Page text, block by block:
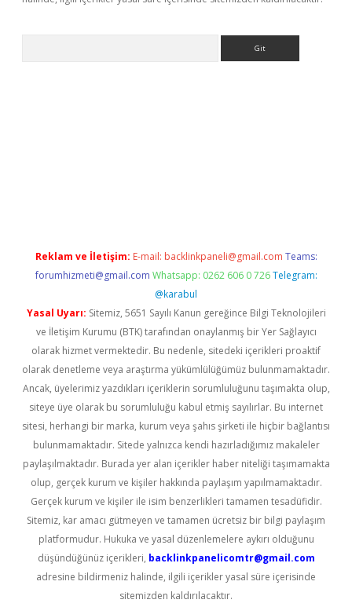
Reklam ve İletişim: E-mail: backlinkpaneli@gmail.com Teams:
forumhizmeti@gmail.com Whatsapp: 0262 606 0 726 Telegram:
@karabul
Yasal Uyarı: Sitemiz, 5651 Sayılı Kanun gereğince Bilgi Teknolojileri
ve İletişim Kurumu (BTK) tarafından onaylanmış bir Yer Sağlayıcı
olarak hizmet vermektedir. Bu nedenle, sitedeki içerikleri proaktif
olarak denetleme veya araştırma yükümlülüğümüz bulunmamaktadır.
Ancak, üyelerimiz yazdıkları içeriklerin sorumluluğunu taşımakta olup,
siteye üye olarak bu sorumluluğu kabul etmiş sayılırlar. Bu internet
sitesi, herhangi bir marka, kurum veya şahıs şirketi ile hiçbir bağlantısı
bulunmamaktadır. Sitede yalnızca kendi hazırladığımız makaleler
paylaşılmaktadır. Burada yer alan içerikler haber niteliği taşımamakta
olup, gerçek kurum ve kişiler hakkında paylaşım yapılmamaktadır.
Gerçek kurum ve kişiler ile isim benzerlikleri tamamen tesadüfidir.
Sitemiz, kar amacı gütmeyen ve tamamen ücretsiz bir bilgi paylaşım
platformudur. Hukuka ve yasal düzenlemelere aykırı olduğunu
düşündüğünüz içerikleri, backlinkpanelicomtr@gmail.com
adresine bildirmeniz halinde, ilgili içerikler yasal süre içerisinde
sitemizden kaldırılacaktır.